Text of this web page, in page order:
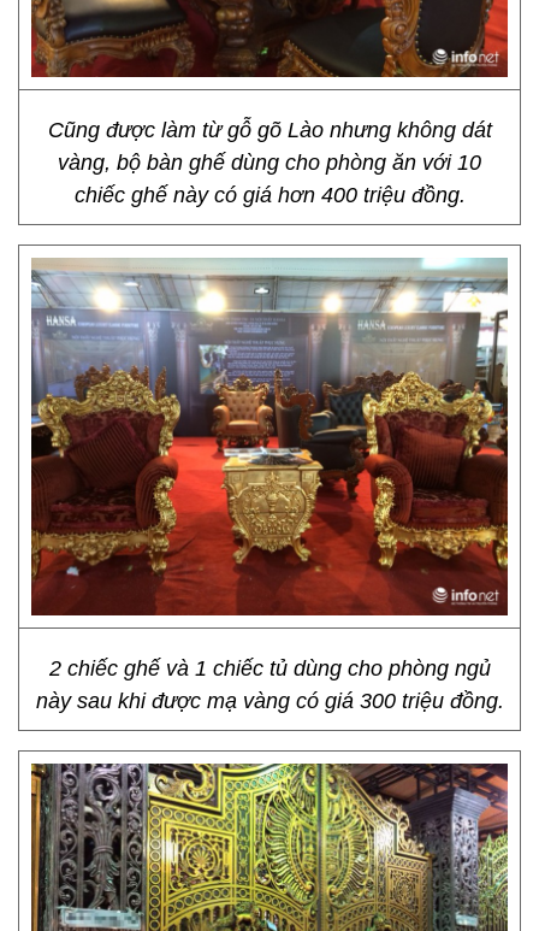
Cũng được làm từ gỗ gõ Lào nhưng không dát
vàng, bộ bàn ghế dùng cho phòng ăn với 10
chiếc ghế này có giá hơn 400 triệu đồng.
2 chiếc ghế và 1 chiếc tủ dùng cho phòng ngủ
này sau khi được mạ vàng có giá 300 triệu đồng.